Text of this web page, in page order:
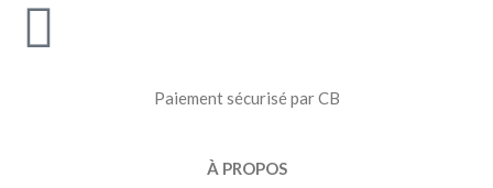
Paiement sécurisé par CB
À PROPOS